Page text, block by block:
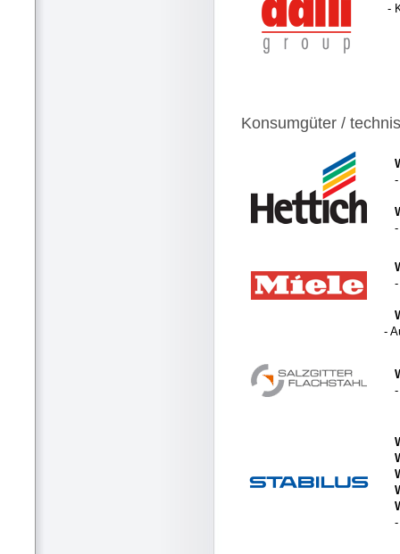
-
Konsumgüter /
-